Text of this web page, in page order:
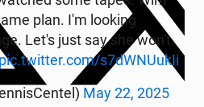
plan. I'm looking
Let's just say she won't
pic.twitter.com/s7dWNUukIi
May 22, 2025